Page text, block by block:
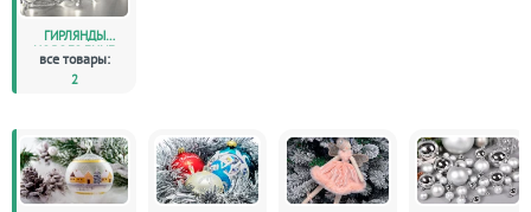
ГИРЛЯНДЫ
НОВОГОДНИЕ
все товары:
2